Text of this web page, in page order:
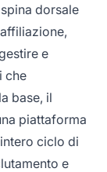
dorsale
e
che
base, il
piattaforma
ciclo di
e